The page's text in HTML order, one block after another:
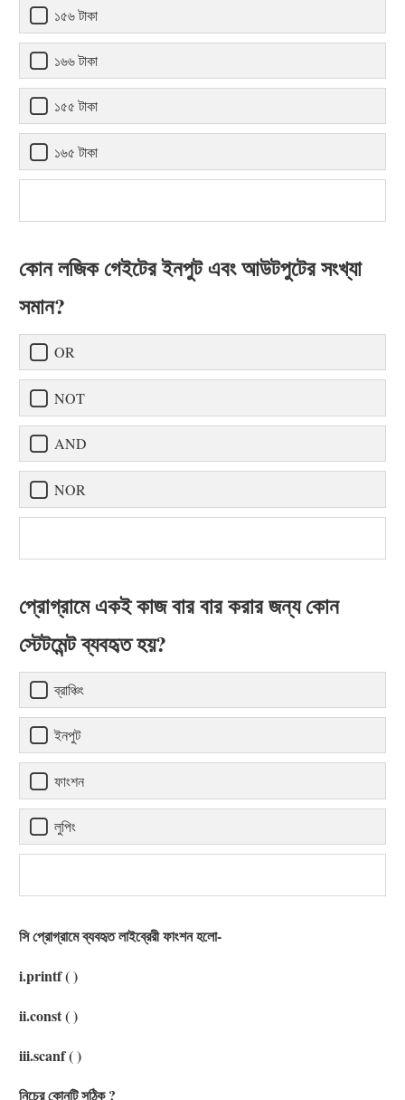
১৫৬ টাকা
১৬৬ টাকা
১৫৫ টাকা
১৬৫ টাকা
কোন লজিক গেইটের ইনপুট এবং আউটপুটের সংখ্যা
সমান?
OR
NOT
AND
NOR
প্রোগ্রামে একই কাজ বার বার করার জন্য কোন
স্টেটমেন্ট ব্যবহৃত হয়?
ব্রাঞ্চিং
ইনপুট
ফাংশন
লুপিং
সি প্রোগ্রামে ব্যবহৃত লাইব্রেরী ফাংশন হলো-
i.printf ( )
ii.const ( )
iii.scanf ( )
নিচের কোনটি সঠিক ?